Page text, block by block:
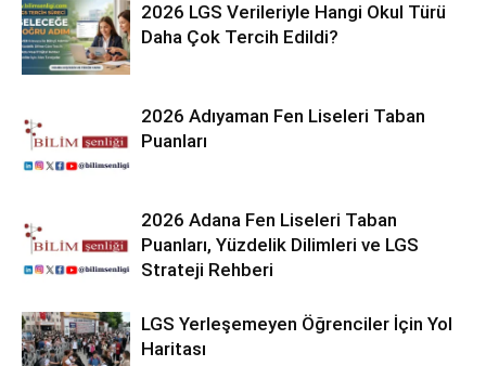
2026 LGS Verileriyle Hangi Okul Türü
Daha Çok Tercih Edildi?
2026 Adıyaman Fen Liseleri Taban
Puanları
2026 Adana Fen Liseleri Taban
Puanları, Yüzdelik Dilimleri ve LGS
Strateji Rehberi
LGS Yerleşemeyen Öğrenciler İçin Yol
Haritası